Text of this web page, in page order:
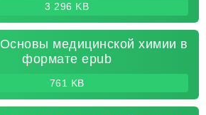
3 296 KB
медицинской химии в
формате epub
761 KB